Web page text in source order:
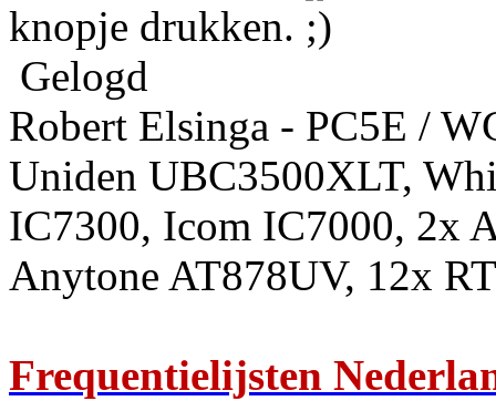
knopje drukken.
Gelogd
Robert Elsinga - PC5E /
Uniden UBC3500XLT,
IC7300, Icom IC7000, 2x
Anytone AT878UV, 12x
Frequentielijsten